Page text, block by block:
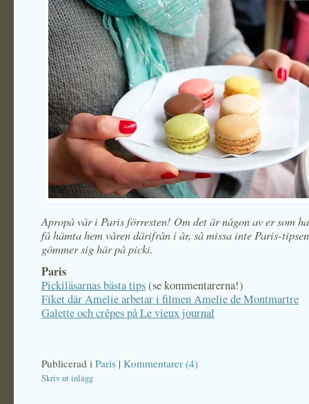
Apropå vår i Paris förresten! Om det är någon av er som
få hämta hem våren därifrån i år, så missa inte Paris-
gömmer sig här på picki.
Paris
Pickiläsarnas bästa tips(se kommentarerna!)
Fiket där Amelie arbetar i filmen Amelie de Montmartre
Galette och crêpes på Le vieux journal
Publicerad i Paris | Kommentarer (4)
Skriv ut inlägg